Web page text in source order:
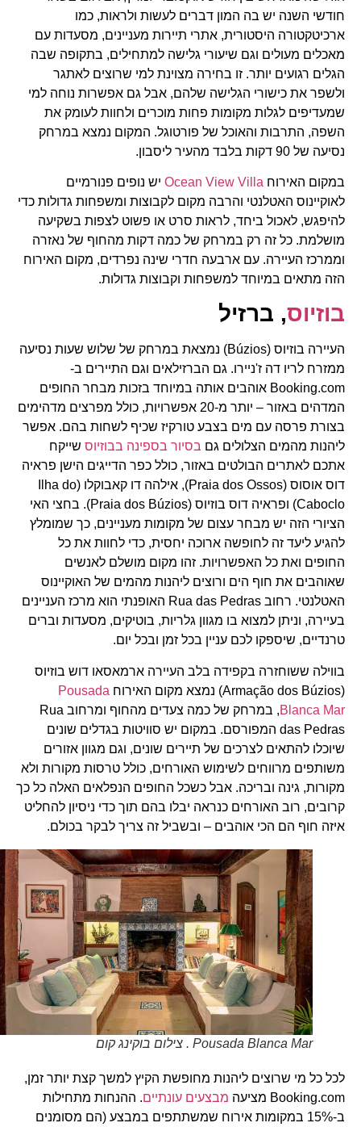
חודשי השנה יש בה המון דברים לעשות ולראות, כמו
ארכיטקטורה היסטורית, אתרי תיירות מעניינים, מסעדות עם
מאכלים מעולים וגם שיעורי גלישה למתחילים, בתקופה שבה
הגלים רגועים יותר. זו בחירה מצוינת למי שרוצים לאתגר
ולשפר את כישורי הגלישה שלהם, אבל גם אפשרות נוחה למי
שמעדיפים לגלות מקומות פחות מוכרים ולחוות לעומק את
השפה, התרבות והאוכל של פורטוגל. המקום נמצא במרחק
נסיעה של 90 דקות בלבד מהעיר ליסבון.
במקום האירוחOcean View Villaיש נופים פנורמיים
לאוקיינוס האטלנטי והרבה מקום לקבוצות ומשפחות גדולות כדי
להיפגש, לאכול ביחד, לראות סרט או פשוט לצפות בשקיעה
מושלמת. כל זה רק במרחק של כמה דקות מהחוף של נאזרה
וממרכז העיירה. עם ארבעה חדרי שינה נפרדים, מקום האירוח
הזה מתאים במיוחד למשפחות וקבוצות גדולות.
בוזיוס, ברזיל
העיירה בוזיוס (Búzios) נמצאת במרחק של שלוש שעות נסיעה
ממזרח לריו דה ז'ניירו. גם הברזילאים וגם התיירים ב-
Booking.com אוהבים אותה במיוחד בזכות מבחר החופים
המדהים באזור – יותר מ-20 אפשרויות, כולל מפרצים מדהימים
בצורת פרסה עם מים בצבע טורקיז שכיף לשחות בהם. אפשר
ליהנות מהמים הצלולים גםבסיור בספינה בבוזיוסשייקח
אתכם לאתרים הבולטים באזור, כולל כפר הדייגים הישן פראיה
דוס אוסוס (Praia dos Ossos), אילהה דו קאבוקלו (Ilha do
Caboclo) ופראיה דוס בוזיוס (Praia dos Búzios). בחצי האי
הציורי הזה יש מבחר עצום של מקומות מעניינים, כך שמומלץ
להגיע ליעד זה לחופשה ארוכה יחסית, כדי לחוות את כל
החופים ואת כל האפשרויות. זהו מקום מושלם לאנשים
שאוהבים את חוף הים ורוצים ליהנות מהמים של האוקיינוס
האטלנטי. רחוב Rua das Pedras האופנתי הוא מרכז העניינים
בעיירה, וניתן למצוא בו מגוון גלריות, בוטיקים, מסעדות וברים
טרנדיים, שיספקו לכם עניין בכל זמן ובכל יום.
בווילה ששוחזרה בקפידה בלב העיירה ארמאסאו דוש בוזיוס
Pousada
Blanca Mar
, במרחק של כמה צעדים מהחוף ומרחוב Rua
das Pedras המפורסם. במקום יש סוויטות בגדלים שונים
שיוכלו להתאים לצרכים של תיירים שונים, וגם מגוון אזורים
משותפים מרווחים לשימוש האורחים, כולל טרסות מקורות ולא
מקורות, גינה ובריכה. אבל כשכל החופים הנפלאים האלה כל כך
קרובים, רוב האורחים כנראה יבלו בהם תוך כדי ניסיון להחליט
איזה חוף הם הכי אוהבים – ובשביל זה צריך לבקר בכולם.
Pousada Blanca Mar . צילום בוקינג קום
לכל כל מי שרוצים ליהנות מחופשת הקיץ למשך קצת יותר זמן,
Booking.com מציעה
מבצעים עונתיים. ההנחות מתחילות
ב-15% במקומות אירוח שמשתתפים במבצע (הם מסומנים